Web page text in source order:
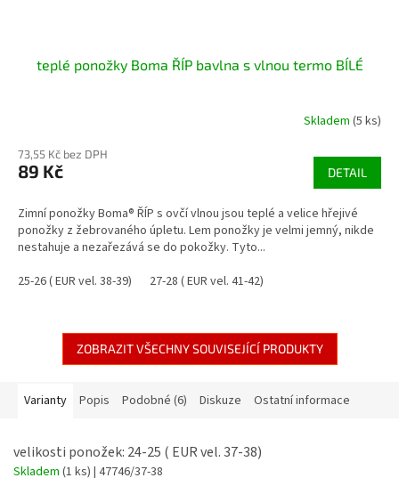
teplé ponožky Boma ŘÍP bavlna s vlnou termo BÍLÉ
Skladem (5 ks)
73,55 Kč bez DPH
89 Kč DETAIL
Zimní ponožky Boma® ŘÍP s ovčí vlnou jsou teplé a velice hřejivé
ponožky z žebrovaného úpletu. Lem ponožky je velmi jemný, nikde
nestahuje a nezařezává se do pokožky. Tyto...
25-26 ( EUR vel. 38-39)
27-28 ( EUR vel. 41-42)
ZOBRAZIT VŠECHNY SOUVISEJÍCÍ PRODUKTY
Varianty Popis Podobné (6) Diskuze Ostatní informace
velikosti ponožek: 24-25 ( EUR vel. 37-38)
Skladem (1 ks) | 47746/37-38